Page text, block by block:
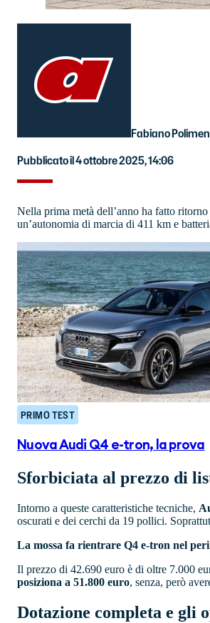
Fabiano
Pubblicato il 4 ottobre 2025, 14:06
Nella prima metà dell’anno ha fatto
un’autonomia di marcia di 411 km e
PRIMO TEST
Nuova Audi Q4 e-tron, la prova
Sforbiciata al prezzo di
Intorno a queste caratteristiche tecniche,
oscurati e dei cerchi da 19 pollici.
La mossa fa rientrare Q4 e-tron nel
Il prezzo di 42.690 euro è di oltre 7.000
posiziona a 51.800 euro, senza, però
Dotazione completa e gli